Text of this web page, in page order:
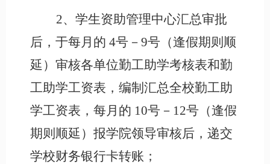
2、学生资助管理中心汇总审批
后，于每月的 4号－9号（逢假期则顺
延）审核各单位勤工助学考核表和勤
工助学工资表，编制汇总全校勤工助
学工资表，每月的 10号－12号（逢假
期则顺延）报学院领导审核后， 递交
学校财务银行卡转账 ；